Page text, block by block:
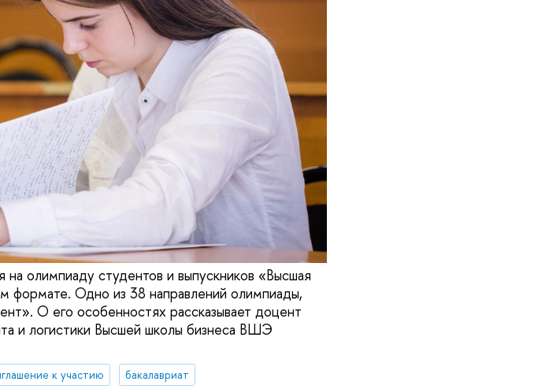
олимпиаду студентов и выпускников «Высшая
формате. Одно из 38 направлений олимпиады,
О его особенностях рассказывает доцент
и логистики Высшей школы бизнеса ВШЭ
к участию
бакалавриат